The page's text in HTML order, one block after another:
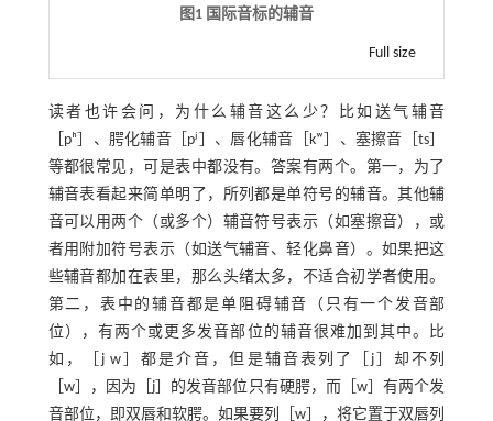
图1 国际音标的辅音
Full size
读者也许会问，为什么辅音这么少？比如送气辅音
［pʰ］、腭化辅音［pʲ］、唇化辅音［kʷ］、塞擦音［ts］
等都很常见，可是表中都没有。答案有两个。第一，为了
辅音表看起来简单明了，所列都是单符号的辅音。其他辅
音可以用两个（或多个）辅音符号表示（如塞擦音），或
者用附加符号表示（如送气辅音、轻化鼻音）。如果把这
些辅音都加在表里，那么头绪太多，不适合初学者使用。
第二，表中的辅音都是单阻碍辅音（只有一个发音部
位），有两个或更多发音部位的辅音很难加到其中。比
如，［j w］都是介音，但是辅音表列了［j］却不列
［w］，因为［j］的发音部位只有硬腭，而［w］有两个发
音部位，即双唇和软腭。如果要列［w］，将它置于双唇列